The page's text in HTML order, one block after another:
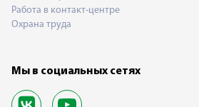
Работа в контакт-центре
Охрана труда
Мы в социальных сетях